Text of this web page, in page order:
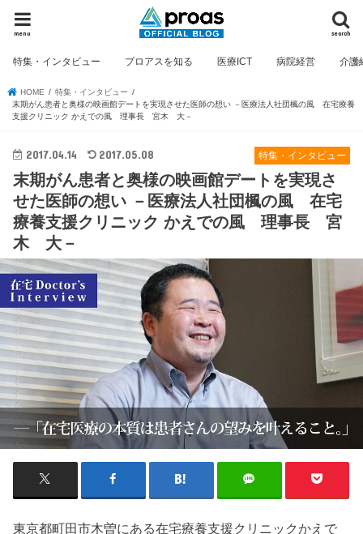
search
menu
特集・インタビュー プロアスを知る 医療ICT 病院経営 介護
HOME
特集・インタビュー
末期がん患者と奥様の映画館デートを実現させた医師の想い －医療法人社団楓の風 在宅療養
支援クリニック かえでの風 理事長 宮木 大－
特集・インタビュー
2017.04.14 2017.05.08
末期がん患者と奥様の映画館デートを実現さ
せた医師の想い －医療法人社団楓の風 在宅
療養支援クリニック かえでの風 理事長 宮
木 大－
東京都町田市木曽にある在宅療養支援クリニックかえで